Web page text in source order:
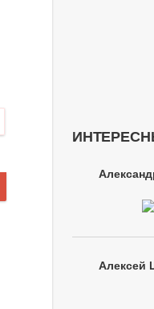
Алексей